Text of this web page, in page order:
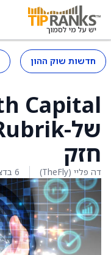
חדשות שוק ההון
חזק
דה פליי (TheFly) 6 בדצמבר 2025